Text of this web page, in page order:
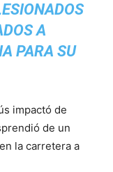
A
PARA SU
impactó de
de un
la carretera a